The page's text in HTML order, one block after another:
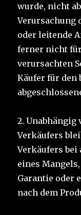
wurde, nicht
Verursachung
oder leitende
ferner nicht
verursachten
Käufer für den
2. Unabhängig
Verkäufers
Verkäufers
eines
Garantie oder
nach dem